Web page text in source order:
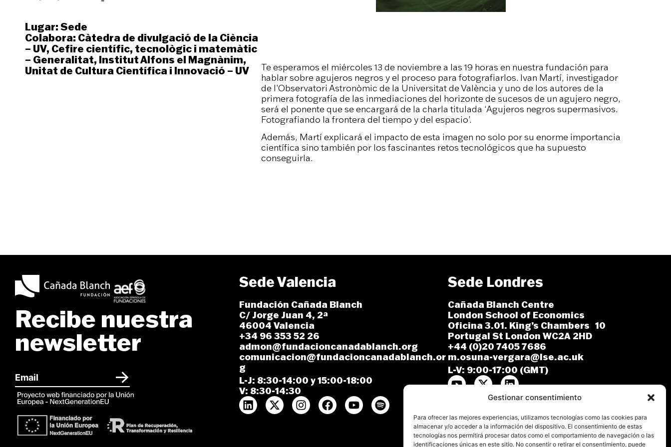
Gestionar consentimiento
Para ofrecer las mejores experiencias, utilizamos tecnologías como las cookies para
almacenar y/o acceder a la información del dispositivo. El consentimiento de estas
tecnologías nos permitirá procesar datos como el comportamiento de navegación o las
identificaciones únicas en este sitio. No consentir o retirar el consentimiento, puede
Lugar: Sede
Colabora: Càtedra de divulgació de la Ciència
– UV, Cefire científic, tecnològic i matemàtic
– Generalitat, Institut Alfons el Magnànim,
Unitat de Cultura Científica i Innovació – UV
Te esperamos el miércoles 13 de noviembre a las 19 horas en nuestra fundación para
hablar sobre agujeros negros y el proceso para fotografiarlos. Ivan Martí, investigador
de l’Observatori Astronòmic de la Universitat de València y uno de los autores de la
primera fotografía de las inmediaciones del horizonte de sucesos de un agujero negro,
será el ponente que se encargará de la charla titulada ‘Agujeros negros supermasivos.
Fotografiando la frontera del tiempo y del espacio’.
Además, Martí explicará el impacto de esta imagen no solo por su enorme importancia
científica sino también por los fascinantes retos tecnológicos que ha supuesto
conseguirla.
Recibe nuestra
newsletter
Sede Valencia
Fundación Cañada Blanch
C/ Jorge Juan 4, 2ª
46004 Valencia
+34 96 353 52 26
admon@fundacioncanadablanch.org
comunicacion@fundacioncanadablanch.or
g
L-J: 8:30-14:00 y 15:00-18:00
V: 8:30-14:30
Sede Londres
Cañada Blanch Centre
London School of Economics
Oficina 3.01. King’s Chambers 10
Portugal St London WC2A 2HD
+44 (0)20 7405 7686
m.osuna-vergara@lse.ac.uk
L-V: 9:00-17:00 (GMT)